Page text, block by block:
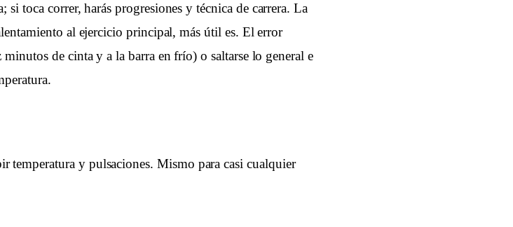
toca correr, harás progresiones y técnica de carrera. La
al ejercicio principal, más útil es. El error
de cinta y a la barra en frío) o saltarse lo general e
temperatura y pulsaciones. Mismo para casi cualquier